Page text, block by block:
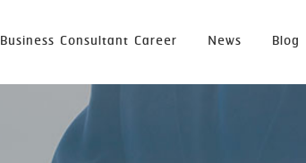
Business Consultant Career News Blog